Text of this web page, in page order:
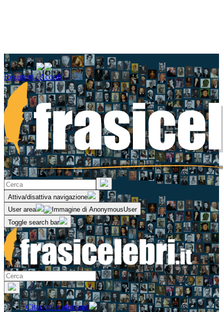
Seguici su
Registrati / Accedi
Attiva/disattiva navigazione
User area
Toggle search bar
Citazioni e aforismi